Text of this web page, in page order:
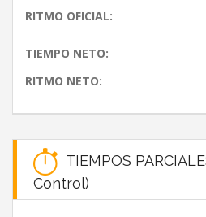
RITMO OFICIAL:
TIEMPO NETO:
RITMO NETO:
TIEMPOS
Control)